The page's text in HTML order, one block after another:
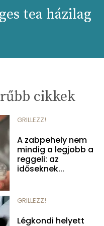
tea házilag
cikkek
GRILLEZZ!
A zabpehely nem
mindig a legjobb a
reggeli: az
időseknek...
GRILLEZZ!
Légkondi helyett